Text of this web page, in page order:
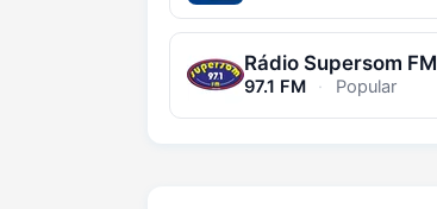
Rádio Supersom FM
97.1 FM · Popular